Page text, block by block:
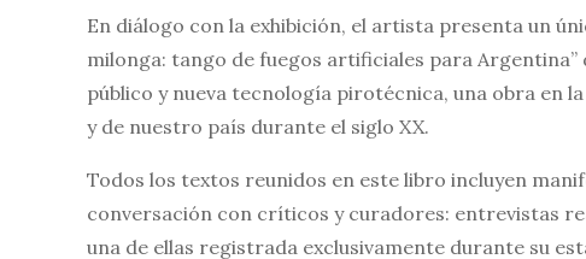
En diálogo con la exhibición, el artista presenta un
milonga: tango de fuegos artificiales para
público y nueva tecnología pirotécnica, una obra en
y de nuestro país durante el siglo XX.
Todos los textos reunidos en este libro incluyen
conversación con críticos y curadores: entrevistas
una de ellas registrada exclusivamente durante su